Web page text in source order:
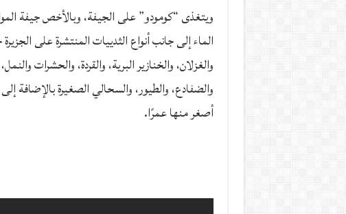
ويتغذى “كومودو” على الجيفة، وبالأخص جيفة
الماء إلى جانب أنواع الثدييات المنتشرة على
والغزلان، والخنازير البرية، والقردة، والحشرات
والضفادع، والطيور، والسحالي الصغيرة بالإضافة
أصغر منها عمرًا.